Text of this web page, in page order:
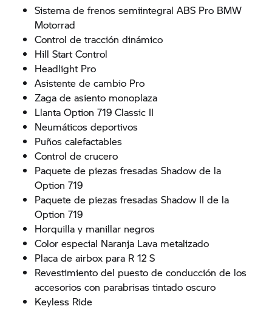
Sistema de frenos semiintegral ABS Pro BMW
Motorrad
Control de tracción dinámico
Hill Start Control
Headlight Pro
Asistente de cambio Pro
Zaga de asiento monoplaza
Llanta Option 719 Classic II
Neumáticos deportivos
Puños calefactables
Control de crucero
Paquete de piezas fresadas Shadow de la
Option 719
Paquete de piezas fresadas Shadow II de la
Option 719
Horquilla y manillar negros
Color especial Naranja Lava metalizado
Placa de airbox para R 12 S
Revestimiento del puesto de conducción de los
accesorios con parabrisas tintado oscuro
Keyless Ride